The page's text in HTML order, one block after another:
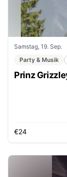
Samstag, 19. Sep.
Party & Musik
Prinz
€24